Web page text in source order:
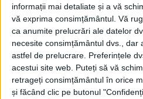
informații mai detaliate și a vă
vă exprima consimțământul. Vă
ca anumite prelucrări ale datelor
necesite consimțământul dvs., dar
astfel de prelucrare. Preferințele
acestui site web. Puteți să vă
retrageți consimțământul în orice
și făcând clic pe butonul
Dacă totul ar fi clar ar
Jupanu - 7 august 2026